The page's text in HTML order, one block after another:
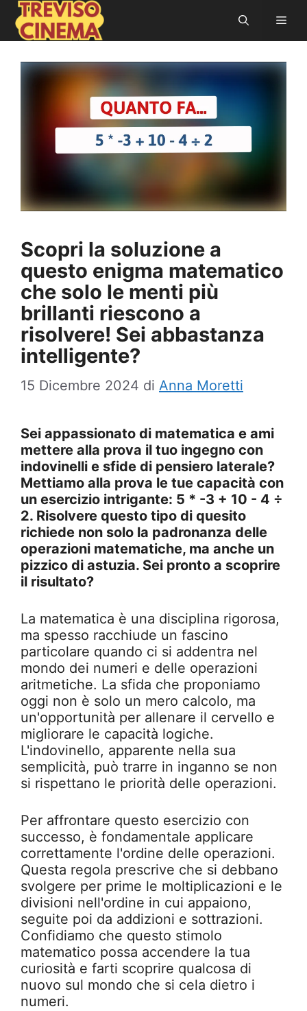
Vai
contenuto
Scopri la soluzione a
questo enigma matematico
che solo le menti più
brillanti riescono a
risolvere! Sei abbastanza
intelligente?
15 Dicembre 2024 di Anna Moretti
Sei appassionato di matematica e ami
mettere alla prova il tuo ingegno con
indovinelli e sfide di pensiero laterale?
Mettiamo alla prova le tue capacità con
un esercizio intrigante: 5 * -3 + 10 - 4 ÷
2. Risolvere questo tipo di quesito
richiede non solo la padronanza delle
operazioni matematiche, ma anche un
pizzico di astuzia. Sei pronto a scoprire
il risultato?
La matematica è una disciplina rigorosa,
ma spesso racchiude un fascino
particolare quando ci si addentra nel
mondo dei numeri e delle operazioni
aritmetiche. La sfida che proponiamo
oggi non è solo un mero calcolo, ma
un'opportunità per allenare il cervello e
migliorare le capacità logiche.
L'indovinello, apparente nella sua
semplicità, può trarre in inganno se non
si rispettano le priorità delle operazioni.
Per affrontare questo esercizio con
successo, è fondamentale applicare
correttamente l'ordine delle operazioni.
Questa regola prescrive che si debbano
svolgere per prime le moltiplicazioni e le
divisioni nell'ordine in cui appaiono,
seguite poi da addizioni e sottrazioni.
Confidiamo che questo stimolo
matematico possa accendere la tua
curiosità e farti scoprire qualcosa di
nuovo sul mondo che si cela dietro i
numeri.